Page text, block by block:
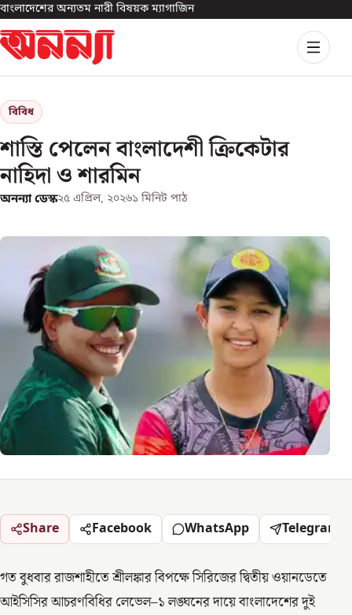
বাংলাদেশের অন্যতম নারী বিষয়ক ম্যাগাজিন
বিবিধ
শাস্তি পেলেন বাংলাদেশী ক্রিকেটার
নাহিদা ও শারমিন
অনন্যা ডেস্ক২৫ এপ্রিল, ২০২৬১ মিনিট পাঠ
Share Facebook WhatsApp Telegram
গত বুধবার রাজশাহীতে শ্রীলঙ্কার বিপক্ষে সিরিজের দ্বিতীয় ওয়ানডেতে
আইসিসির আচরণবিধির লেভেল–১ লঙ্ঘনের দায়ে বাংলাদেশের দুই